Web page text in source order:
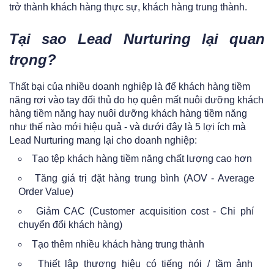
trở thành khách hàng thực sự, khách hàng trung thành.
Tại sao Lead Nurturing lại quan
trọng?
Thất bại của nhiều doanh nghiệp là để khách hàng tiềm
năng rơi vào tay đối thủ do họ quên mất nuôi dưỡng khách
hàng tiềm năng hay nuôi dưỡng khách hàng tiềm năng
như thế nào mới hiệu quả - và dưới đây là 5 lợi ích mà
Lead Nurturing mang lại cho doanh nghiệp:
Tạo tệp khách hàng tiềm năng chất lượng cao hơn
Tăng giá trị đặt hàng trung bình (AOV - Average
Order Value)
Giảm CAC (Customer acquisition cost - Chi phí
chuyển đổi khách hàng)
Tạo thêm nhiều khách hàng trung thành
Thiết lập thương hiệu có tiếng nói / tầm ảnh